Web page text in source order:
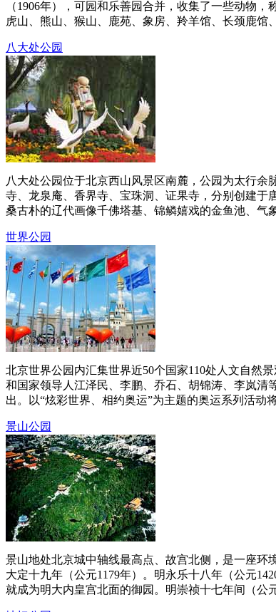
（1906年），可园和乐善园合并，收集了一些动物
虎山、熊山、猴山、鹿苑、象房、羚羊馆、长颈鹿
八大处公园
八大处公园位于北京西山风景区南麓，公园为太行
寺、龙泉庵、香界寺、宝珠洞、证果寺，分别创建
桑古朴的辽代画像千佛塔基、锦鳞嬉戏的金鱼池、气
世界公园
北京世界公园内汇集世界近50个国家110处人文自然
和国家领导人江泽民、李鹏、乔石、胡锦涛、李岚
出。以“炫彩世界、相约奥运”为主题的奥运系列活
景山公园
景山地处北京城中轴线最高点、故宫北侧，是一座环
大定十九年（公元1179年）。明永乐十八年（公元
就成为明大内皇宫北面的御园。明崇祯十七年间（公